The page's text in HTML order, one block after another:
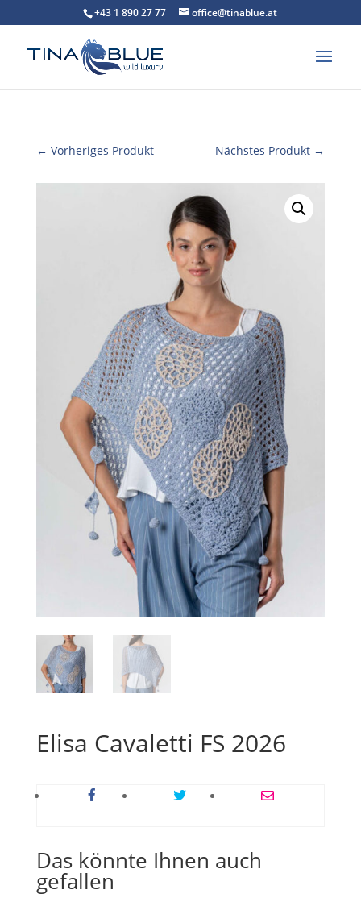
+43 1 890 27 77 office@tinablue.at
← Vorheriges Produkt Nächstes Produkt →
Elisa Cavaletti FS 2026
Das könnte Ihnen auch
gefallen